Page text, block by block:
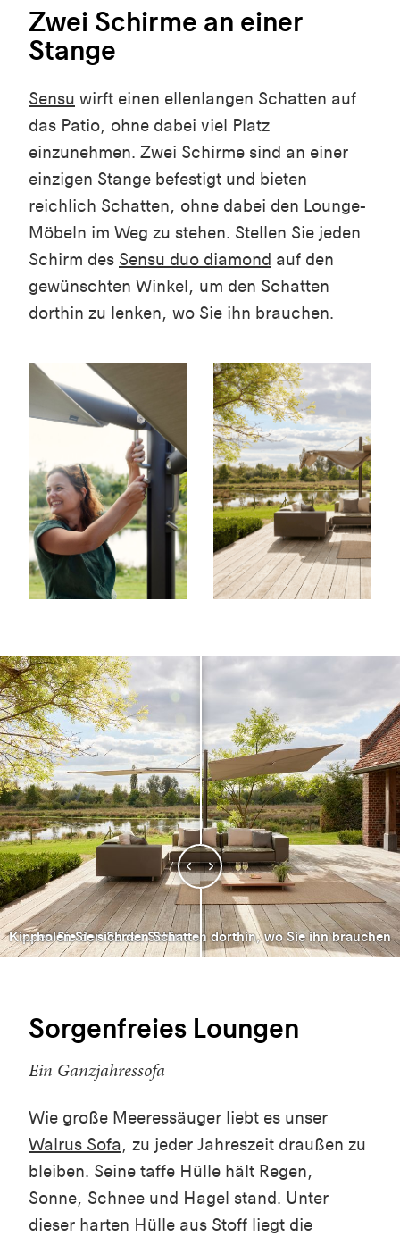
Zwei Schirme an einer
Stange
Sensu wirft einen ellenlangen Schatten auf
das Patio, ohne dabei viel Platz
einzunehmen. Zwei Schirme sind an einer
einzigen Stange befestigt und bieten
reichlich Schatten, ohne dabei den Lounge-
Möbeln im Weg zu stehen. Stellen Sie jeden
Schirm des Sensu duo diamond auf den
gewünschten Winkel, um den Schatten
dorthin zu lenken, wo Sie ihn brauchen.
Kippen Sie den Sensu Schirm ...
... holen Sie sich den Schatten dorthin, wo Sie ihn brauchen
Sorgenfreies Loungen
Ein Ganzjahressofa
Wie große Meeressäuger liebt es unser
Walrus Sofa, zu jeder Jahreszeit draußen zu
bleiben. Seine taffe Hülle hält Regen,
Sonne, Schnee und Hagel stand. Unter
dieser harten Hülle aus Stoff liegt die